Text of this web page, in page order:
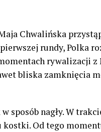
Chwalińska
rundy, Polka
rywalizacji z
bliska zamknięcia
sposób nagły. W
kostki. Od tego